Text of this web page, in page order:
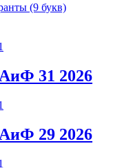
(9 букв)
31 2026
29 2026